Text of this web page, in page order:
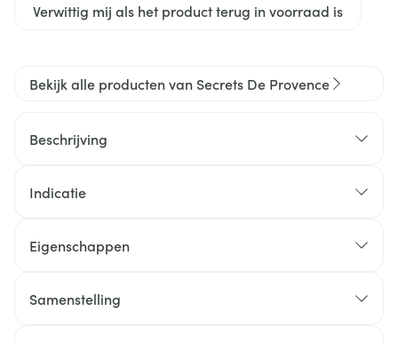
Verwittig mij als het product terug in voorraad is
Bekijk alle producten van Secrets De Provence
Beschrijving
Indicatie
Eigenschappen
Geen bewaarmiddelen
Samenstelling